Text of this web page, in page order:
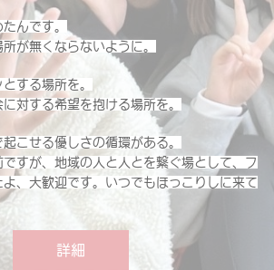
んです。
が無くならないように。
する場所を。
対する希望を抱ける場所を。
こせる優しさの循環がある。
すが、地域の人と人とを繋ぐ場として、フ
、大歓迎です。いつでもほっこりしに来て
詳細